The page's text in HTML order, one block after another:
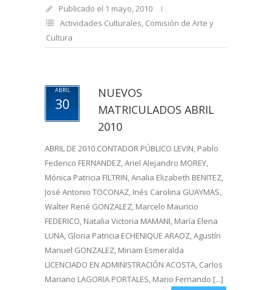
Publicado el 1 mayo, 2010
Actividades Culturales, Comisión de Arte y
Cultura
ABRIL
30
NUEVOS
MATRICULADOS ABRIL
2010
ABRIL DE 2010 CONTADOR PÚBLICO LEVIN, Pablo
Federico FERNANDEZ, Ariel Alejandro MOREY,
Mónica Patricia FILTRIN, Analia Elizabeth BENITEZ,
José Antonio TOCONAZ, Inés Carolina GUAYMAS,
Walter René GONZALEZ, Marcelo Mauricio
FEDERICO, Natalia Victoria MAMANI, María Elena
LUNA, Gloria Patricia ECHENIQUE ARAOZ, Agustín
Manuel GONZALEZ, Miriam Esmeralda
LICENCIADO EN ADMINISTRACIÓN ACOSTA, Carlos
Mariano LAGORIA PORTALES, Mario Fernando [...]